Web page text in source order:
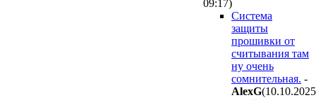
09:17)
Система
защиты
прошивки от
считывания там
ну очень
сомнительная. -
AlexG(10.10.2025